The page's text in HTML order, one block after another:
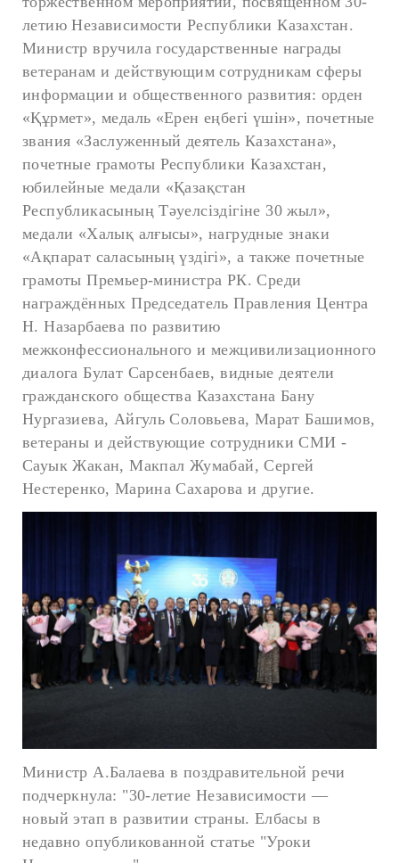
летию Независимости Республики Казахстан.
Министр вручила государственные награды
ветеранам и действующим сотрудникам сферы
информации и общественного развития: орден
«Құрмет», медаль «Ерен еңбегі үшін», почетные
звания «Заслуженный деятель Казахстана»,
почетные грамоты Республики Казахстан,
юбилейные медали «Қазақстан
Республикасының Тәуелсіздігіне 30 жыл»,
медали «Халық алғысы», нагрудные знаки
«Ақпарат саласының үздігі», а также почетные
грамоты Премьер-министра РК. Среди
награждённыхПредседатель Правления Центра
Н. Назарбаева по развитию
межконфессионального и межцивилизационного
диалога Булат Сарсенбаев,видные деятели
гражданского общества Казахстана Бану
Нургазиева, Айгуль Соловьева, Марат Башимов,
ветераны и действующие сотрудники СМИ -
Сауык Жакан, Макпал Жумабай, Сергей
Нестеренко, Марина Сахарова и другие.
Министр А.Балаева в поздравительной речи
подчеркнула: "30-летие Независимости —
новый этап в развитии страны. Елбасы в
недавно опубликованной статье "Уроки